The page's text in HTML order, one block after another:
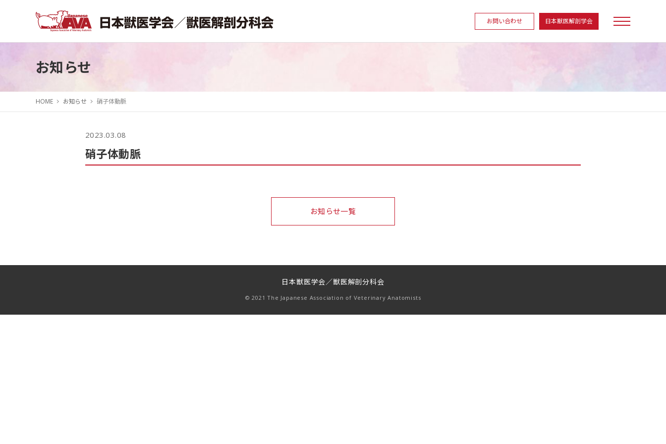
お問い合わせ 日本獣医解剖学会
お知らせ
HOME お知らせ 硝子体動脈
2023.03.08
硝子体動脈
お知らせ一覧
日本獣医学会／獣医解剖分科会
© 2021 The Japanese Association of Veterinary Anatomists